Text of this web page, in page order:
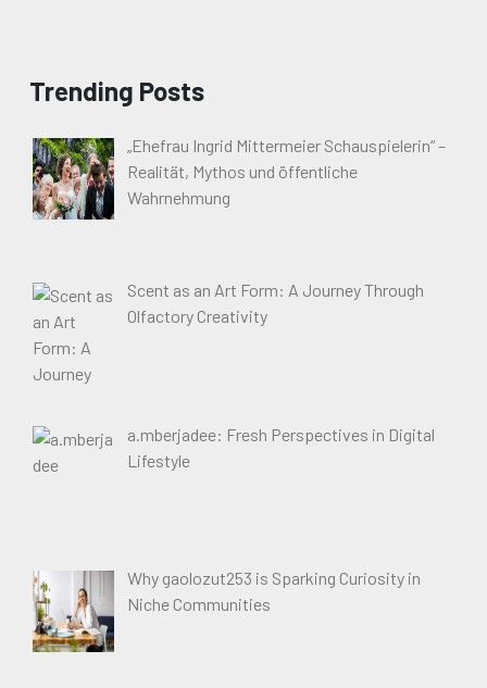
Trending Posts
„Ehefrau Ingrid Mittermeier Schauspielerin“ –
Realität, Mythos und öffentliche
Wahrnehmung
Scent as an Art Form: A Journey Through
Olfactory Creativity
a.mberjadee: Fresh Perspectives in Digital
Lifestyle
Why gaolozut253 is Sparking Curiosity in
Niche Communities